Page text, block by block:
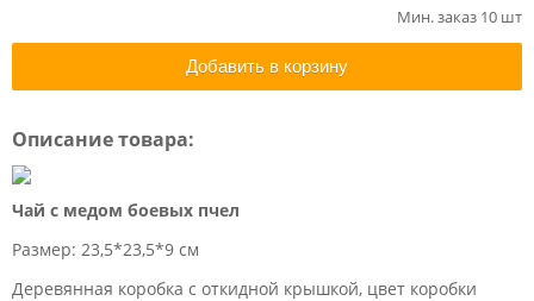
Мин. заказ 10 шт
Добавить в корзину
Описание товара:
Чай с медом боевых пчел
Размер: 23,5*23,5*9 см
Деревянная коробка с откидной крышкой, цвет коробки